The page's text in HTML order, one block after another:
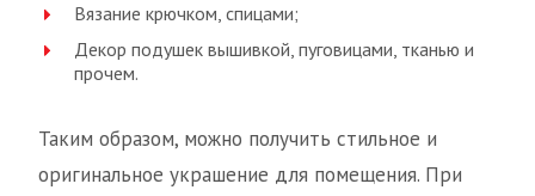
Вязание крючком, спицами;
Декор подушек вышивкой, пуговицами, тканью и
прочем.
Таким образом, можно получить стильное и
оригинальное украшение для помещения. При